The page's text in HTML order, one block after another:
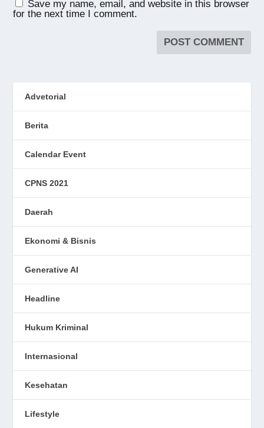
Save my name, email, and website in this browser
for the next time I comment.
Advetorial
Berita
Calendar Event
CPNS 2021
Daerah
Ekonomi & Bisnis
Generative AI
Headline
Hukum Kriminal
Internasional
Kesehatan
Lifestyle